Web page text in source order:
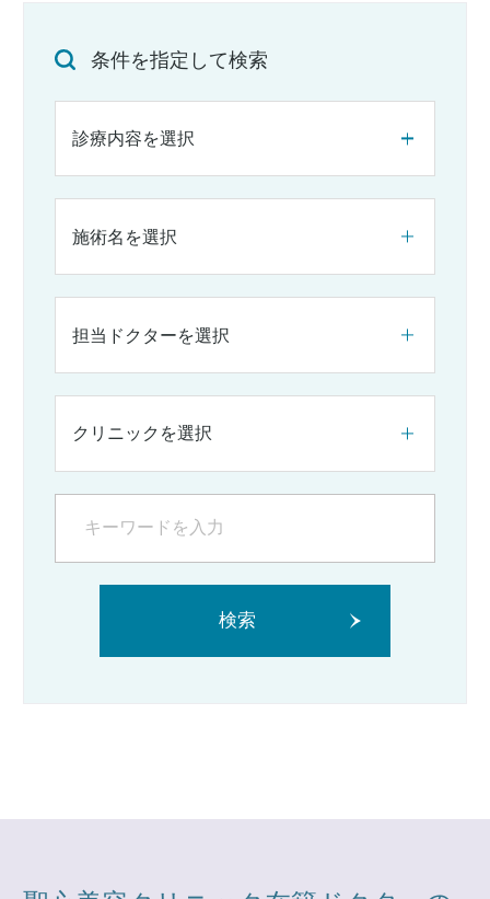
条件を指定して検索
診療内容を選択
施術名を選択
担当ドクターを選択
クリニックを選択
検索